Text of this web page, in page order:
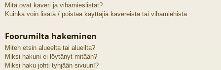
Mitä ovat kaveri ja vihamieslistat?
Kuinka voin lisätä / poistaa käyttäjiä kavereista tai vihamiehistä
Foorumilta hakeminen
Miten etsin alueelta tai alueilta?
Miksi hakuni ei löytänyt mitään?
Miksi haku johti tyhjään sivuun!?